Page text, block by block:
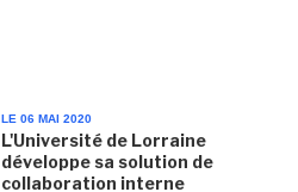
LE 06 MAI 2020
L'Université de Lorraine
développe sa solution de
collaboration interne